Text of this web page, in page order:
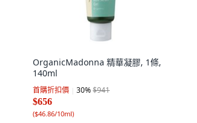
OrganicMadonna 精華凝膠, 1條,
140ml
首購折扣價 30%$941
$656
($46.86/10ml)